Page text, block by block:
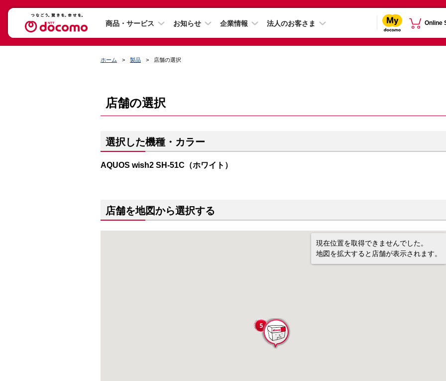
商品・サービス お知らせ 企業情報 法人のお客さま Online
ホーム 製品 店舗の選択
店舗の選択
選択した機種・カラー
AQUOS wish2 SH-51C（ホワイト）
店舗を地図から選択する
現在位置を取得できませんでした。
地図を拡大すると店舗が表示されます。